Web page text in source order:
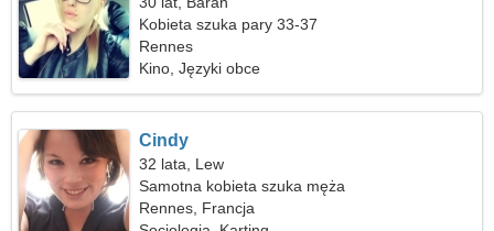
Kobieta szuka pary 33-37
Rennes
Kino, Języki obce
Cindy
32 lata, Lew
Samotna kobieta szuka męża
Rennes, Francja